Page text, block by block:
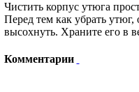
Чистить корпус утюга
Перед тем как убрать утюг,
высохнуть. Храните его в
Комментарии